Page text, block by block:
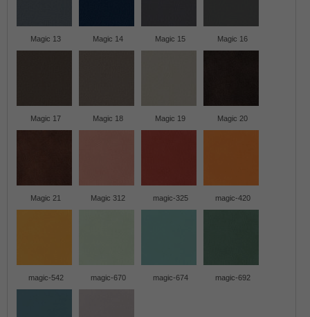
Magic 13 Magic 14 Magic 15 Magic 16
Magic 17 Magic 18 Magic 19 Magic 20
Magic 21 Magic 312 magic-325 magic-420
magic-542 magic-670 magic-674 magic-692